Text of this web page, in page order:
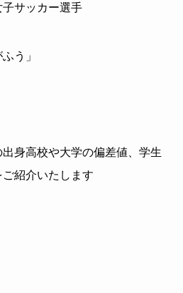
サッカー選手
う」
身高校や大学の偏差値、学生
紹介いたします